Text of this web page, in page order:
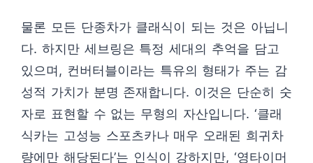
물론 모든 단종차가 클래식이 되는 것은 아닙니
다. 하지만 세브링은 특정 세대의 추억을 담고
있으며, 컨버터블이라는 특유의 형태가 주는 감
성적 가치가 분명 존재합니다. 이것은 단순히 숫
자로 표현할 수 없는 무형의 자산입니다. ‘클래
식카는 고성능 스포츠카나 매우 오래된 희귀차
량에만 해당된다’는 인식이 강하지만, ‘영타이머